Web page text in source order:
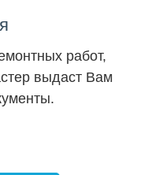
работ,
выдаст Вам